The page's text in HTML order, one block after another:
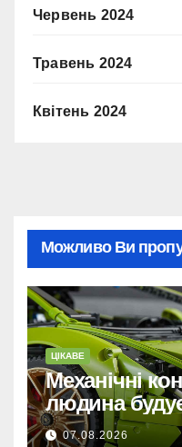
Червень 2024
Травень 2024
Квітень 2024
Можливо Ви
ЦІКАВЕ
Механічні
людина
машиною
07.08.2026